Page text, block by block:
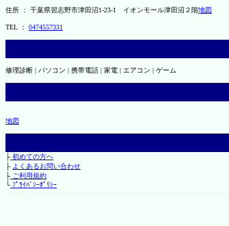
住所 ： 千葉県習志野市津田沼1-23-1 イオンモール津田沼２階地図
TEL ： 0474557331
修理診断 | パソコン | 携帯電話 | 家電 | エアコン | ゲーム
地図
├初めての方へ
├ よくあるお問い合わせ
├ご利用規約
└ﾌﾟﾗｲﾊﾞｼｰﾎﾟﾘｼｰ